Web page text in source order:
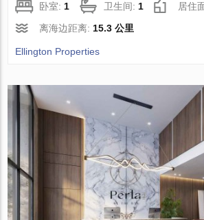
卧室: 1 卫生间: 1 居住
离海边距离: 15.3 公里
Ellington Properties